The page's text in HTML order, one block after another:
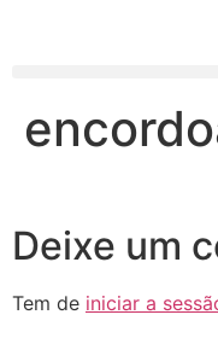
Deixe um
Tem de iniciar a